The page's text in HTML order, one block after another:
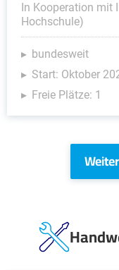
In Kooperation mit
Hochschule)
bundesweit
Start: Oktober
Freie Plätze: 1